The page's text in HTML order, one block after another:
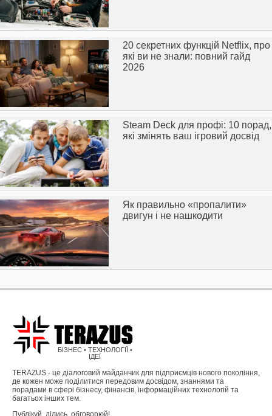
20 секретних функцій Netflix, про
які ви не знали: повний гайд
2026
Steam Deck для профі: 10 порад,
які змінять ваш ігровий досвід
Як правильно «пропалити»
двигун і не нашкодити
БІЗНЕС • ТЕХНОЛОГІЇ •
ІДЕЇ
TERAZUS - це діалоговий майданчик для підприємців нового покоління,
де кожен може поділитися передовим досвідом, знаннями та
порадами в сфері бізнесу, фінансів, інформаційних технологій та
багатьох інших тем.
Публікуй, ділись, обговорюй!